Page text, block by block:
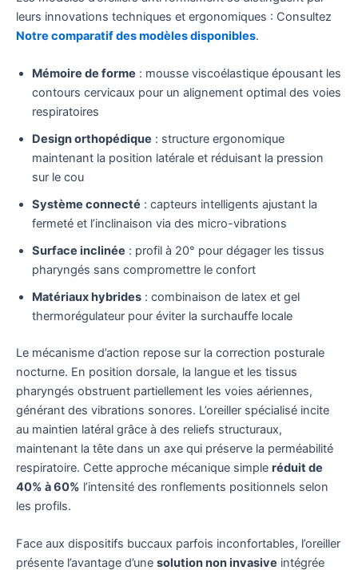
leurs innovations techniques et ergonomiques : Consultez
Notre comparatif des modèles disponibles.
Mémoire de forme : mousse viscoélastique épousant les
contours cervicaux pour un alignement optimal des voies
respiratoires
Design orthopédique : structure ergonomique
maintenant la position latérale et réduisant la pression
sur le cou
Système connecté : capteurs intelligents ajustant la
fermeté et l’inclinaison via des micro-vibrations
Surface inclinée : profil à 20° pour dégager les tissus
pharyngés sans compromettre le confort
Matériaux hybrides : combinaison de latex et gel
thermorégulateur pour éviter la surchauffe locale
Le mécanisme d’action repose sur la correction posturale
nocturne. En position dorsale, la langue et les tissus
pharyngés obstruent partiellement les voies aériennes,
générant des vibrations sonores. L’oreiller spécialisé incite
au maintien latéral grâce à des reliefs structuraux,
maintenant la tête dans un axe qui préserve la perméabilité
respiratoire. Cette approche mécanique simple réduit de
40% à 60% l’intensité des ronflements positionnels selon
les profils.
Face aux dispositifs buccaux parfois inconfortables, l’oreiller
présente l’avantage d’une solution non invasive intégrée